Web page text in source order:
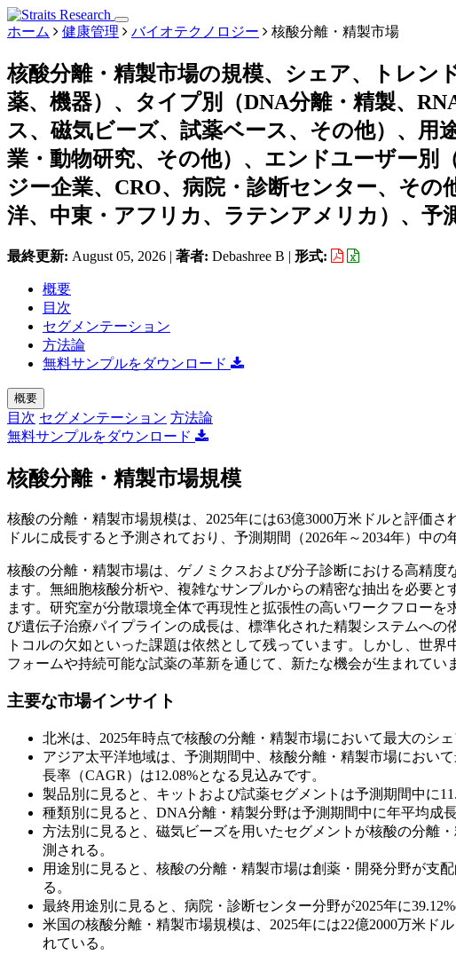
ホーム 健康管理 バイオテクノロジー 核酸分離・精製市場
核酸分離・精製市場の規模、シェア、トレン
薬、機器）、タイプ別（DNA分離・精製、
ス、磁気ビーズ、試薬ベース、その他）、用
業・動物研究、その他）、エンドユーザー別
ジー企業、CRO、病院・診断センター、その
洋、中東・アフリカ、ラテンアメリカ）、予
最終更新: August 05, 2026 | 著者: Debashree B | 形式:
概要
目次
セグメンテーション
方法論
無料サンプルをダウンロード
概要
目次 セグメンテーション 方法論
無料サンプルをダウンロード
核酸分離・精製市場規模
核酸の分離・精製市場規模は、2025年には63億3000万米ドルと評価さ
ドルに成長すると予測されており、予測期間（2026年～2034年）中の
核酸の分離・精製市場は、ゲノミクスおよび分子診断における高精
ます。無細胞核酸分析や、複雑なサンプルからの精密な抽出を必要
ます。研究室が分散環境全体で再現性と拡張性の高いワークフロー
び遺伝子治療パイプラインの成長は、標準化された精製システムへ
トコルの欠如といった課題は依然として残っています。しかし、世
フォームや持続可能な試薬の革新を通じて、新たな機会が生まれてい
主要な市場インサイト
北米は、2025年時点で核酸の分離・精製市場において最大のシ
アジア太平洋地域は、予測期間中、核酸分離・精製市場におい
長率（CAGR）は12.08%となる見込みです。
製品別に見ると、キットおよび試薬セグメントは予測期間中に
種類別に見ると、DNA分離・精製分野は予測期間中に年平均成
方法別に見ると、磁気ビーズを用いたセグメントが核酸の分離
測される。
用途別に見ると、核酸の分離・精製市場は創薬・開発分野が支
る。
最終用途別に見ると、病院・診断センター分野が2025年に
米国の核酸分離・精製市場規模は、2025年には22億2000万米ド
れている。